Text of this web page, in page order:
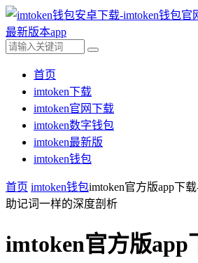
首页
imtoken下载
imtoken官网下载
imtoken数字钱包
imtoken最新版
imtoken钱包
首页 imtoken钱包imtoken官方版app下
助记词一样的深度剖析
imtoken官方版app